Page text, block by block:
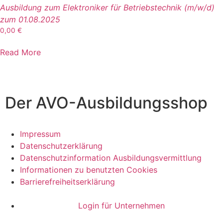
Ausbildung zum Elektroniker für Betriebstechnik (m/w/d)
zum 01.08.2025
0,00 €
Read More
Der AVO-Ausbildungsshop
Impressum
Datenschutzerklärung
Datenschutzinformation Ausbildungsvermittlung
Informationen zu benutzten Cookies
Barrierefreiheitserklärung
Login für Unternehmen